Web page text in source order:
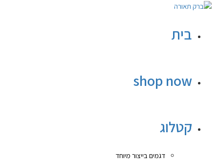
בית
shop now
קטלוג
דגמים בייצור מיוחד